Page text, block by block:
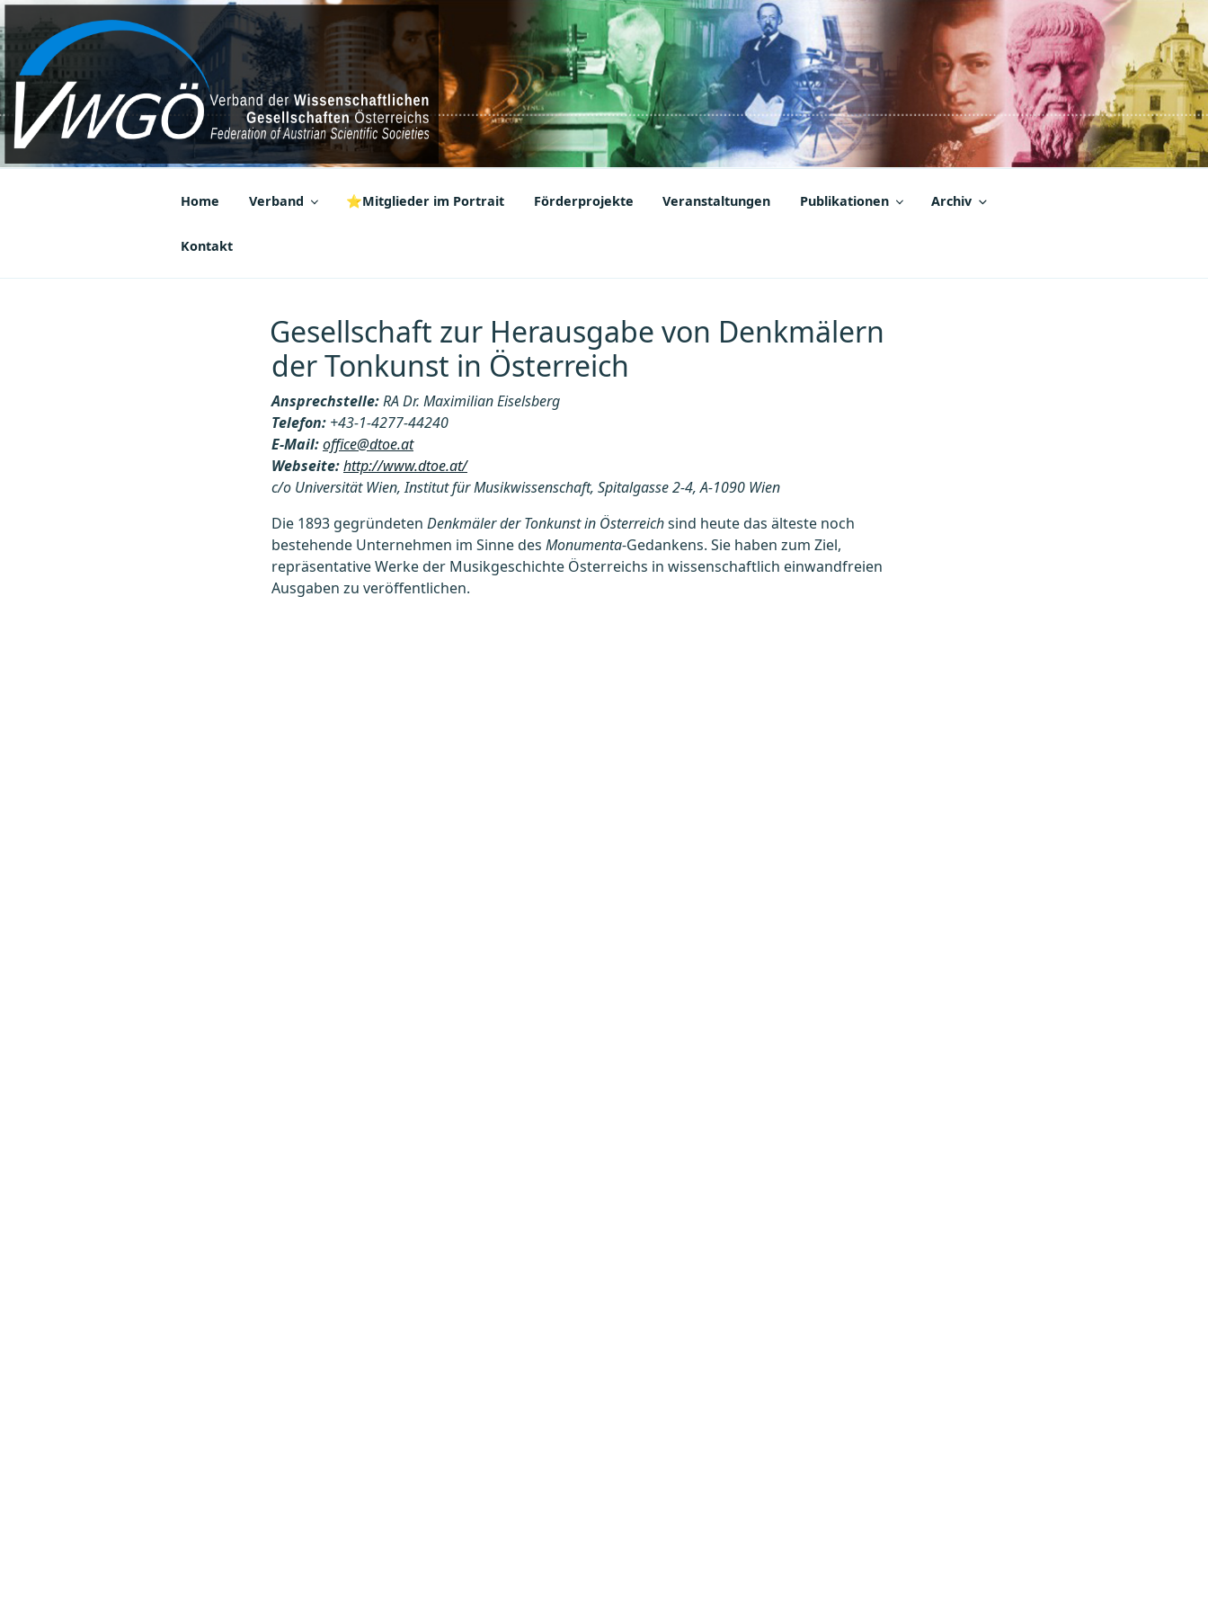
Zum
Inhalt
springen
VWGÖ
Federation of Austrian Scientific Societies
Home Verband ⭐Mitglieder im Portrait Förderprojekte Veranstaltungen Publikationen Archiv
Kontakt
Gesellschaft zur Herausgabe von Denkmälern
der Tonkunst in Österreich
Ansprechstelle:RA Dr. Maximilian Eiselsberg
Telefon: +43-1-4277-44240
E-Mail:office@dtoe.at
Webseite:http://www.dtoe.at/
c/o Universität Wien, Institut für Musikwissenschaft, Spitalgasse 2-4, A-1090 Wien
Die 1893 gegründeten Denkmäler der Tonkunst in Österreichsind heute das älteste noch
bestehende Unternehmen im Sinne des Monumenta-Gedankens. Sie haben zum Ziel,
repräsentative Werke der Musikgeschichte Österreichs in wissenschaftlich einwandfreien
Ausgaben zu veröffentlichen.